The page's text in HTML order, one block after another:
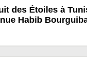
des Étoiles à
Habib